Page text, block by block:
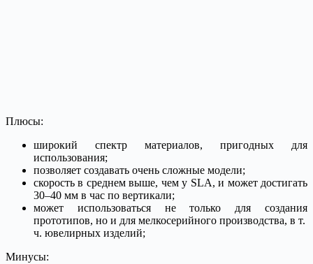
Плюсы:
широкий спектр материалов, пригодных для
использования;
позволяет создавать очень сложные модели;
скорость в среднем выше, чем у SLA, и может достигать
30–40 мм в час по вертикали;
может использоваться не только для создания
прототипов, но и для мелкосерийного производства, в т.
ч. ювелирных изделий;
Минусы: